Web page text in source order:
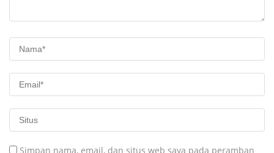
Simpan nama, email, dan situs web saya pada peramban